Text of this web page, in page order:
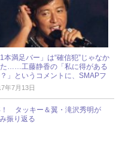
1本満足バー」は“確信犯”じゃなか
た……工藤静香の「私に得がある
」というコメントに、SMAPフ
落胆
年7月13日
タッキー＆翼・滝沢秀明が
振り返る